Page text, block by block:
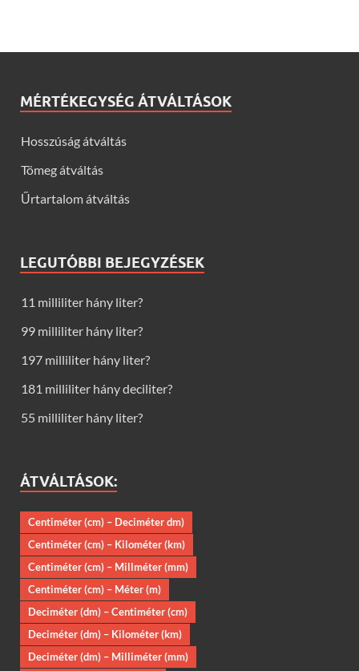
MÉRTÉKEGYSÉG ÁTVÁLTÁSOK
Hosszúság átváltás
Tömeg átváltás
Űrtartalom átváltás
LEGUTÓBBI BEJEGYZÉSEK
11 milliliter hány liter?
99 milliliter hány liter?
197 milliliter hány liter?
181 milliliter hány deciliter?
55 milliliter hány liter?
ÁTVÁLTÁSOK:
Centiméter (cm) – Deciméter dm)
Centiméter (cm) – Kilométer (km)
Centiméter (cm) – Millméter (mm)
Centiméter (cm) – Méter (m)
Deciméter (dm) – Centiméter (cm)
Deciméter (dm) – Kilométer (km)
Deciméter (dm) – Milliméter (mm)